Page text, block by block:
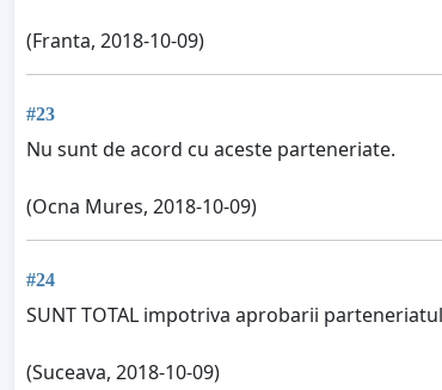
(Franta, 2018-10-09)
#23
Nu sunt de acord cu aceste parteneriate.
(Ocna Mures, 2018-10-09)
#24
SUNT TOTAL impotriva aprobarii
(Suceava, 2018-10-09)